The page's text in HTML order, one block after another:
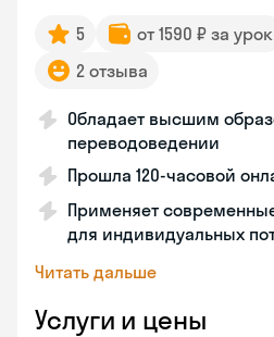
5 от 1590 ₽ за урок
2 отзыва
Обладает высшим
переводоведении
Прошла 120-часовой
Применяет
для индивидуальных
Читать дальше
Услуги и цены